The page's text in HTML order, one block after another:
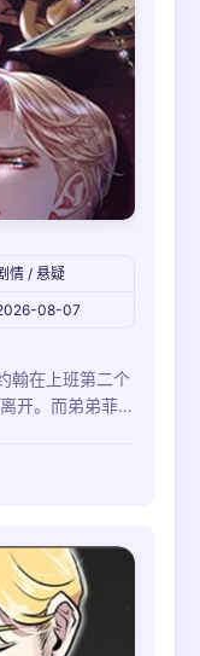
情 / 悬疑
08-07
翰在上班第二个
开。而弟弟菲利
者会陷入危险但
到他遇到了迷路